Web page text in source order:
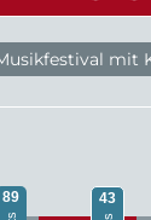
mit
89 43